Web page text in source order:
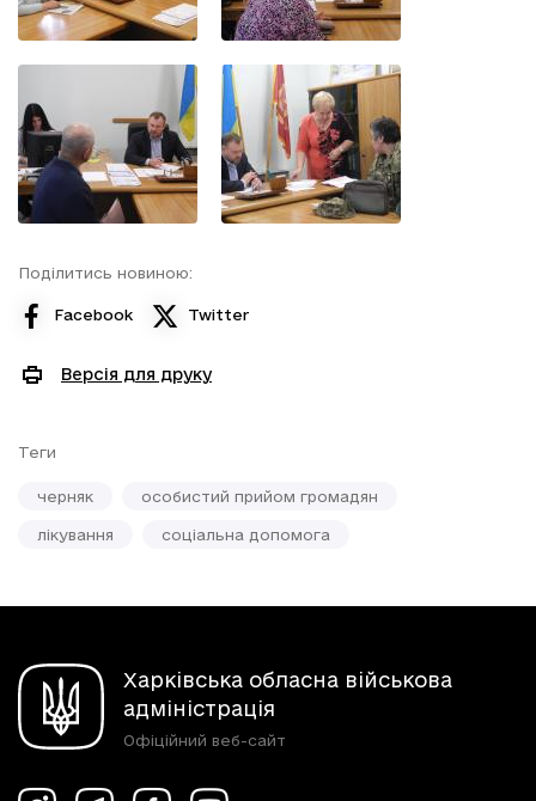
Поділитись новиною:
Facebook Twitter
Версія для друку
Теги
черняк особистий прийом громадян
лікування соціальна допомога
Харківська обласна військова
адміністрація
Офіційний веб-сайт